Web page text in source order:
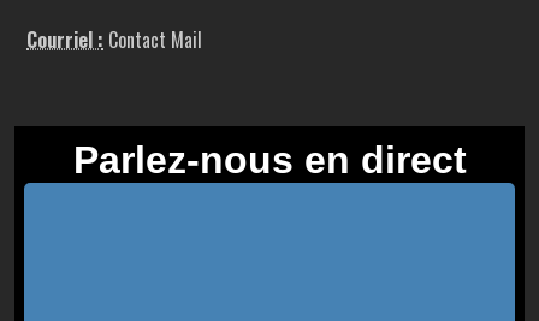
Courriel : Contact Mail